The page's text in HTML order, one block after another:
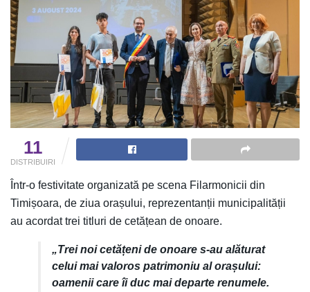
11
DISTRIBUIRI
Într-o festivitate organizată pe scena Filarmonicii din
Timișoara, de ziua orașului, reprezentanții municipalității
au acordat trei titluri de cetățean de onoare.
„Trei noi cetățeni de onoare s-au alăturat
celui mai valoros patrimoniu al orașului:
oamenii care îi duc mai departe renumele.